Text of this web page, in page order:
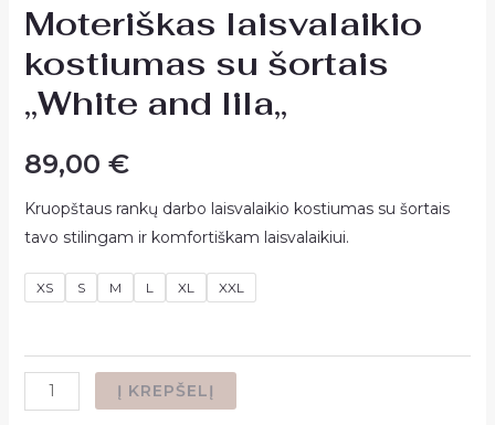
Moteriškas laisvalaikio
kostiumas su šortais
,,White and lila,,
89,00 €
Kruopštaus rankų darbo laisvalaikio kostiumas su šortais
tavo stilingam ir komfortiškam laisvalaikiui.
XS S M L XL XXL
produkto
kiekis:
Į KREPŠELĮ